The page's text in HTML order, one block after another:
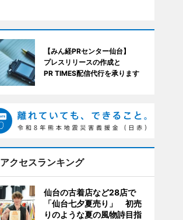
【みん経PRセンター仙台】
プレスリリースの作成と
PR TIMES配信代行を承ります
アクセスランキング
仙台の古着店など28店で
「仙台七夕夏売り」 初売
りのような夏の風物詩目指